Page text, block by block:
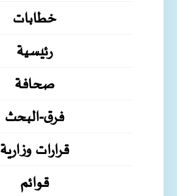
خطابات
رئيسية
صحافة
فرق-البحث
قرارات وزارية
قوائم